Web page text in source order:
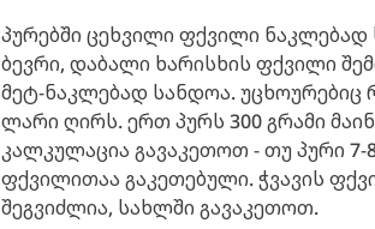
პურებში ცეხვილი ფქვილი
ბევრი, დაბალი ხარისხის ფქვილი
მეტ-ნაკლებად სანდოა. უცხოურებიც
ლარი ღირს. ერთ პურს 300 გრამი
კალკულაცია გავაკეთოთ - თუ პური 7-
ფქვილითაა გაკეთებული. ჭვავის
შეგვიძლია, სახლში გავაკეთოთ.